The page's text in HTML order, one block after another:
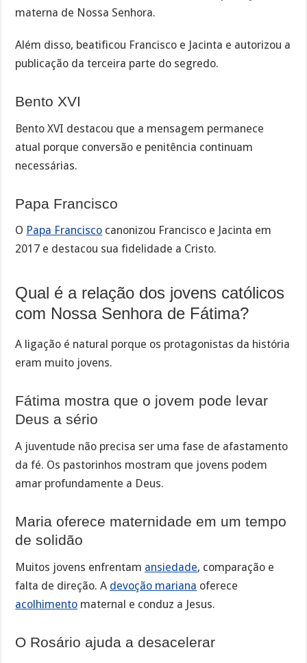
materna de Nossa Senhora.
Além disso, beatificou Francisco e Jacinta e autorizou a
publicação da terceira parte do segredo.
Bento XVI
Bento XVI destacou que a mensagem permanece
atual porque conversão e penitência continuam
necessárias.
Papa Francisco
O Papa Francisco canonizou Francisco e Jacinta em
2017 e destacou sua fidelidade a Cristo.
Qual é a relação dos jovens católicos
com Nossa Senhora de Fátima?
A ligação é natural porque os protagonistas da história
eram muito jovens.
Fátima mostra que o jovem pode levar
Deus a sério
A juventude não precisa ser uma fase de afastamento
da fé. Os pastorinhos mostram que jovens podem
amar profundamente a Deus.
Maria oferece maternidade em um tempo
de solidão
Muitos jovens enfrentam ansiedade, comparação e
falta de direção. A devoção mariana oferece
acolhimento maternal e conduz a Jesus.
O Rosário ajuda a desacelerar